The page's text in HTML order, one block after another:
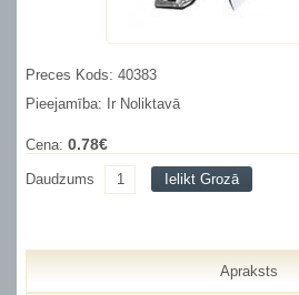
Preces Kods: 40383
Pieejamība: Ir Noliktavā
Cena: 0.78€
Daudzums Ielikt Grozā
Apraksts